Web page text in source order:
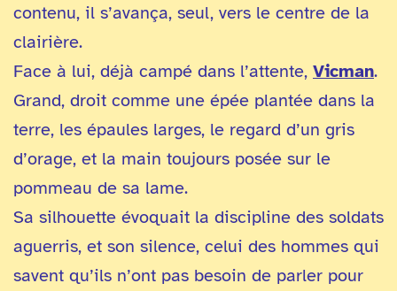
contenu, il s’avança, seul, vers le centre de la
clairière.
Face à lui, déjà campé dans l’attente, Vicman.
Grand, droit comme une épée plantée dans la
terre, les épaules larges, le regard d’un gris
d’orage, et la main toujours posée sur le
pommeau de sa lame.
Sa silhouette évoquait la discipline des soldats
aguerris, et son silence, celui des hommes qui
savent qu’ils n’ont pas besoin de parler pour